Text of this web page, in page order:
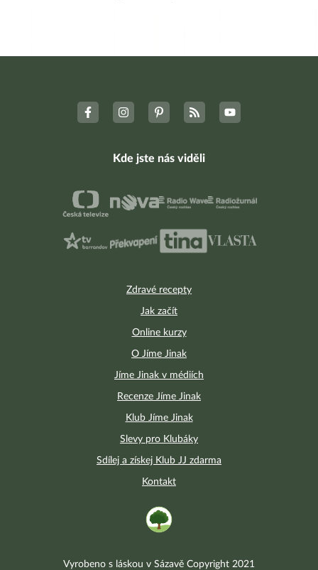
Zdravé recepty
Jak začít
Online kurzy
O Jíme Jinak
Jíme Jinak v médiích
Recenze Jíme Jinak
Klub Jíme Jinak
Slevy pro Klubáky
Sdílej a získej Klub JJ zdarma
Kontakt
Kde jste nás viděli
Vyrobeno s láskou v Sázavě Copyright 2021